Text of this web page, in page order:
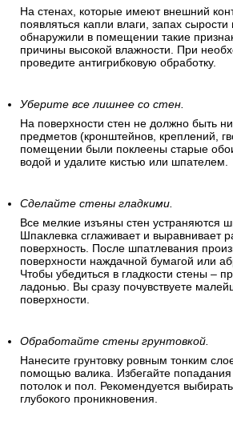
На стенах, которые имеют внешний
появляться капли влаги, запах
обнаружили в помещении такие
причины высокой влажности. При
проведите антигрибковую обработку.
Уберите все лишнее со стен.
На поверхности стен не должно быть
предметов (кронштейнов, креплений,
помещении были поклеены старые
водой и удалите кистью или шпателем.
Сделайте стены гладкими.
Все мелкие изъяны стен устраняются
Шпаклевка сглаживает и выравнивает
поверхность. После шпатлевания
поверхности наждачной бумагой или
Чтобы убедиться в гладкости стены –
ладонью. Вы сразу почувствуете
поверхности.
Обработайте стены грунтовкой.
Нанесите грунтовку ровным тонким
помощью валика. Избегайте попадания
потолок и пол. Рекомендуется выбирать
глубокого проникновения.